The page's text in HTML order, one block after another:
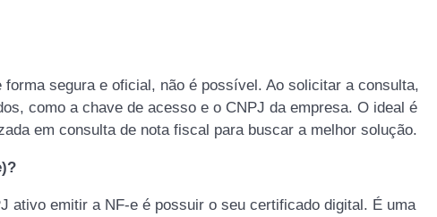
segura e oficial, não é possível. Ao solicitar a consulta,
como a chave de acesso e o CNPJ da empresa. O ideal é
em consulta de nota fiscal para buscar a melhor solução.
ativo emitir a NF-e é possuir o seu certificado digital. É uma